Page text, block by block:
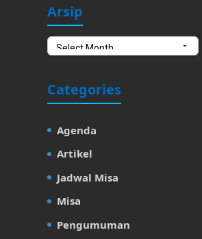
ArsipArsip
Categories
Agenda
Artikel
Jadwal Misa
Misa
Pengumuman